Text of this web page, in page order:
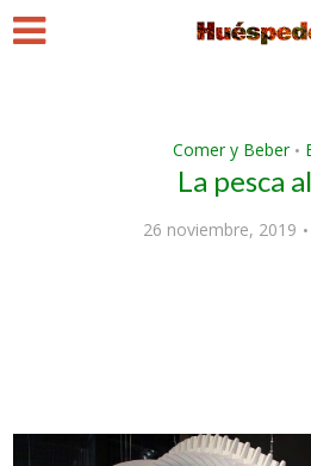
Comer y Beber •
La pesca
26 noviembre, 2019